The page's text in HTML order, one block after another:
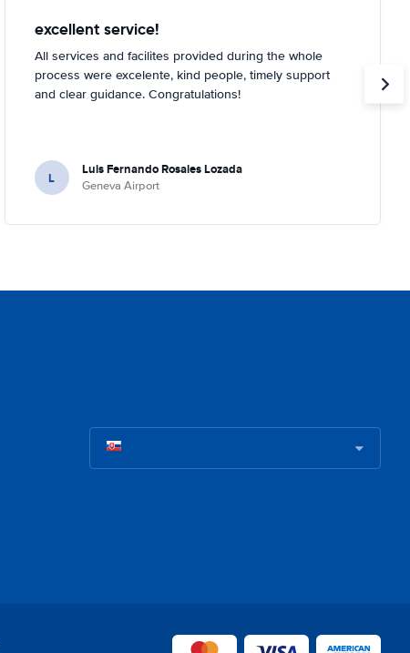
excellent service!
All services and facilites provided during the whole
process were excelente, kind people, timely support
and clear guidance. Congratulations!
L Luis Fernando Rosales Lozada
Geneva Airport